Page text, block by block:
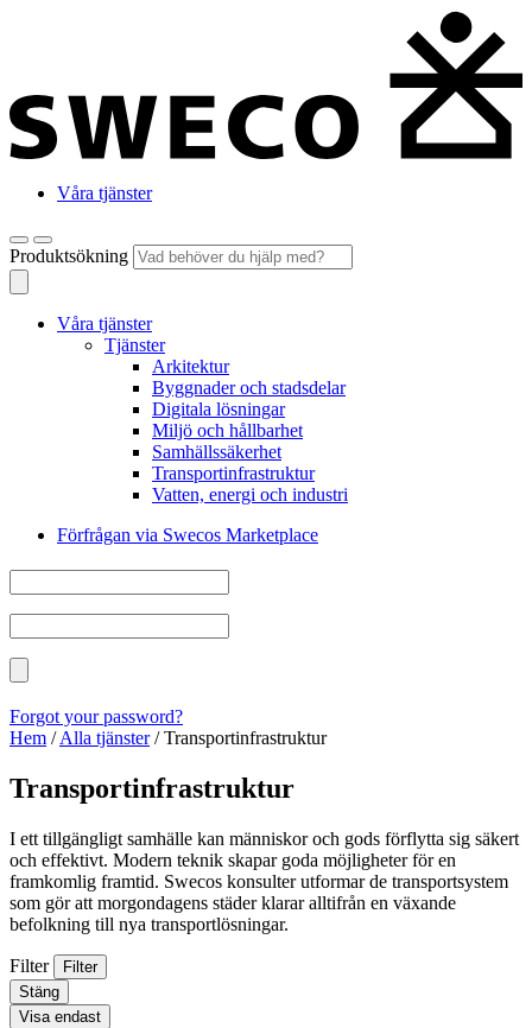
Våra tjänster
Produktsökning
Våra tjänster
Tjänster
Arkitektur
Byggnader och stadsdelar
Digitala lösningar
Miljö och hållbarhet
Samhällssäkerhet
Transportinfrastruktur
Vatten, energi och industri
Förfrågan via Swecos Marketplace
Forgot your password?
Hem /Alla tjänster/Transportinfrastruktur
Transportinfrastruktur
I ett tillgängligt samhälle kan människor och gods förflytta sig säkert
och effektivt. Modern teknik skapar goda möjligheter för en
framkomlig framtid. Swecos konsulter utformar de transportsystem
som gör att morgondagens städer klarar alltifrån en växande
befolkning till nya transportlösningar.
Filter
Filter
Stäng
Visa endast